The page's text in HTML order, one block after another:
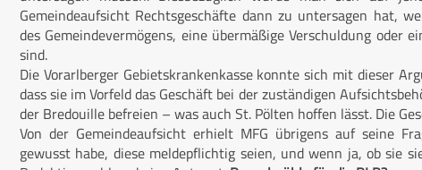
Gemeindeaufsicht Rechtsgeschäfte dann zu untersagen hat,
des Gemeindevermögens, eine übermäßige Verschuldung oder
sind.
Die Vorarlberger Gebietskrankenkasse konnte sich mit dieser
dass sie im Vorfeld das Geschäft bei der zuständigen
der Bredouille befreien – was auch St. Pölten hoffen lässt. Die
Von der Gemeindeaufsicht erhielt MFG übrigens auf seine
gewusst habe, diese meldepflichtig seien, und wenn ja, ob sie